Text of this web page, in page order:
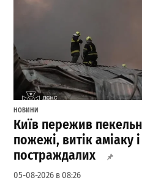
НОВИНИ
Київ пережив
пожежі, витік аміаку
постраждалих
05-08-2026 в 08:26